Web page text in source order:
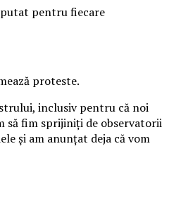
pentru fiecare
proteste.
inclusiv pentru că noi
să fim sprijiniţi de observatorii
şi am anunţat deja că vom